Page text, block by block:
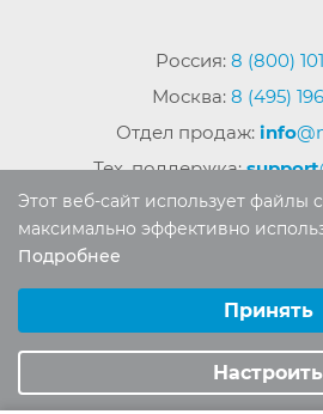
Россия: 8 (800)
Москва: 8 (495)
Отдел продаж: info
Тех. поддержка:support
Авторские права защищены.
материалов сайта без
запрещено.
Этот веб-сайт использует файлы
максимально эффективно
Подробнее
Аналитические/Функциональные
Принять
Настроить